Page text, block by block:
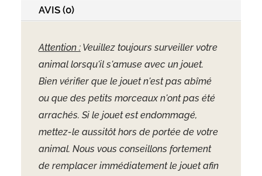
AVIS (0)
Attention :Veuillez toujours surveiller votre
animal lorsqu'il s'amuse avec un jouet.
Bien vérifier que le jouet n'est pas abîmé
ou que des petits morceaux n'ont pas été
arrachés. Si le jouet est endommagé,
mettez-le aussitôt hors de portée de votre
animal. Nous vous conseillons fortement
de remplacer immédiatement le jouet afin